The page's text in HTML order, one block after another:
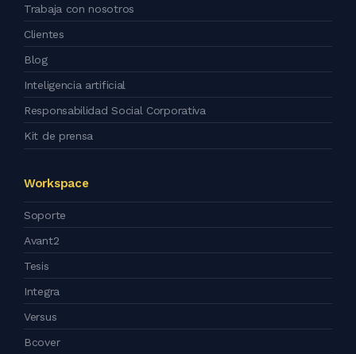
Trabaja con nosotros
Clientes
Blog
Inteligencia artificial
Responsabilidad Social Corporativa
Kit de prensa
Workspace
Soporte
Avant2
Tesis
Integra
Versus
Bcover